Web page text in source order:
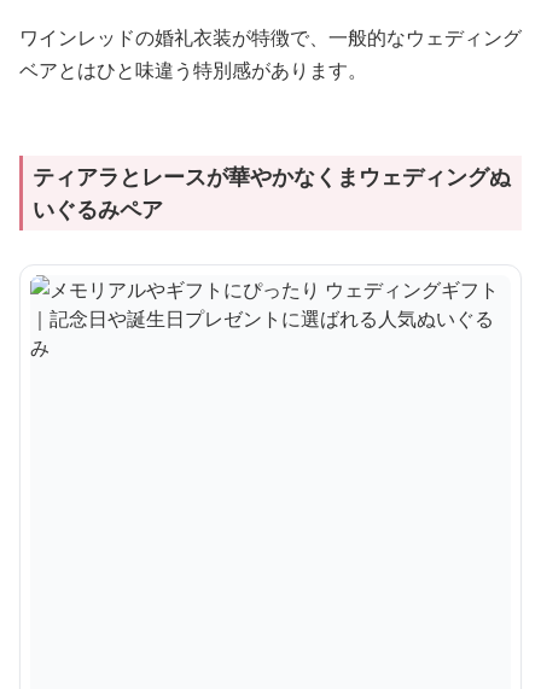
ワインレッドの婚礼衣装が特徴で、一般的なウェディング
ベアとはひと味違う特別感があります。
ティアラとレースが華やかなくまウェディングぬ
いぐるみペア